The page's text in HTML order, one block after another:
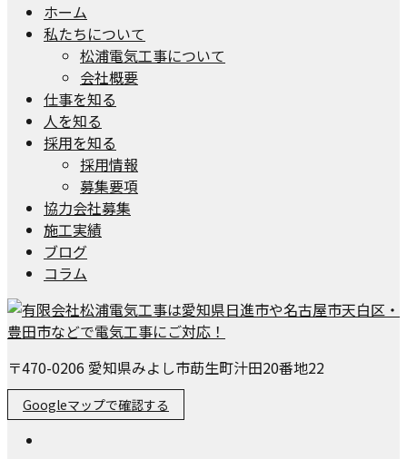
ホーム
私たちについて
松浦電気工事について
会社概要
仕事を知る
人を知る
採用を知る
採用情報
募集要項
協力会社募集
施工実績
ブログ
コラム
〒470-0206 愛知県みよし市莇生町汁田20番地22
Googleマップで確認する